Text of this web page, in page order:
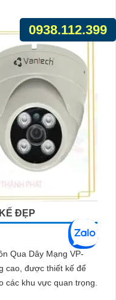
ĐẸP
Qua Dây Mạng VP-
cao, được thiết kế để
các khu vực quan trọng.
0938.112.399